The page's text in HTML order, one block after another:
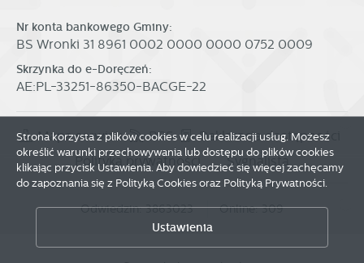
Nr konta bankowego Gminy:
BS Wronki 31 8961 0002 0000 0000 0752 0009
Skrzynka do e-Doręczeń:
AE:PL-33251-86350-BACGE-22
Mapa serwisu RSS
Deklaracja dostępności
Polityka prywatności
Sygnalista
Odwiedzin: 3863023 Online: 309
Strona korzysta z plików cookies w celu realizacji usług. Możesz
określić warunki przechowywania lub dostępu do plików cookies
klikając przycisk Ustawienia. Aby dowiedzieć się więcej zachęcamy
do zapoznania się z Polityką Cookies oraz Polityką Prywatności.
Ustawienia
Zapisz wybrane